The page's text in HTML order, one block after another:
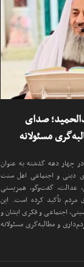
صدای
مسئولانه
در چهار دهه گذشته به عنوان
دینی و اجتماعی اهل سنت
عدالت، گفت‌وگو، همزیستی
مردم تأکید کرده است. این
اجتماعی و فکری ایشان و
و مطالبه‌گری مسئولانه